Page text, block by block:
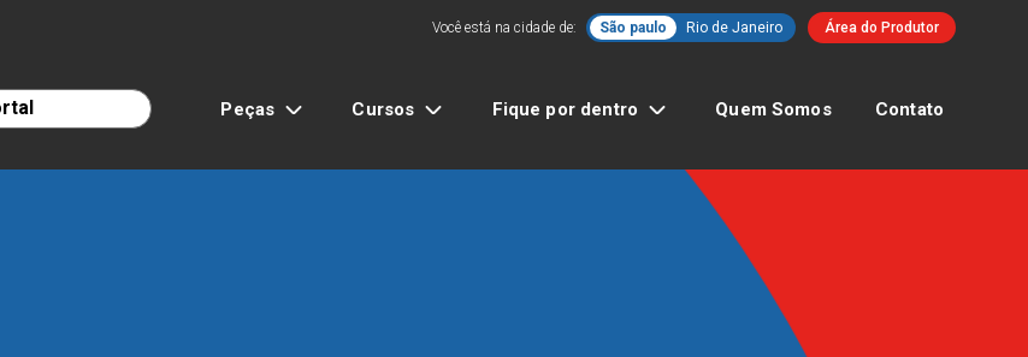
Você está na cidade de: São paulo Rio de Janeiro Área do Produtor
Peças Cursos Fique por dentro Quem Somos Contato